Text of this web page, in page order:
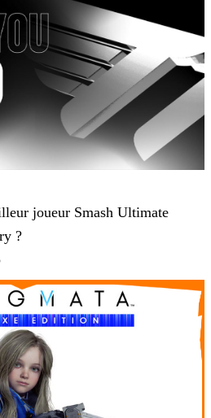
joueur Smash Ultimate
?